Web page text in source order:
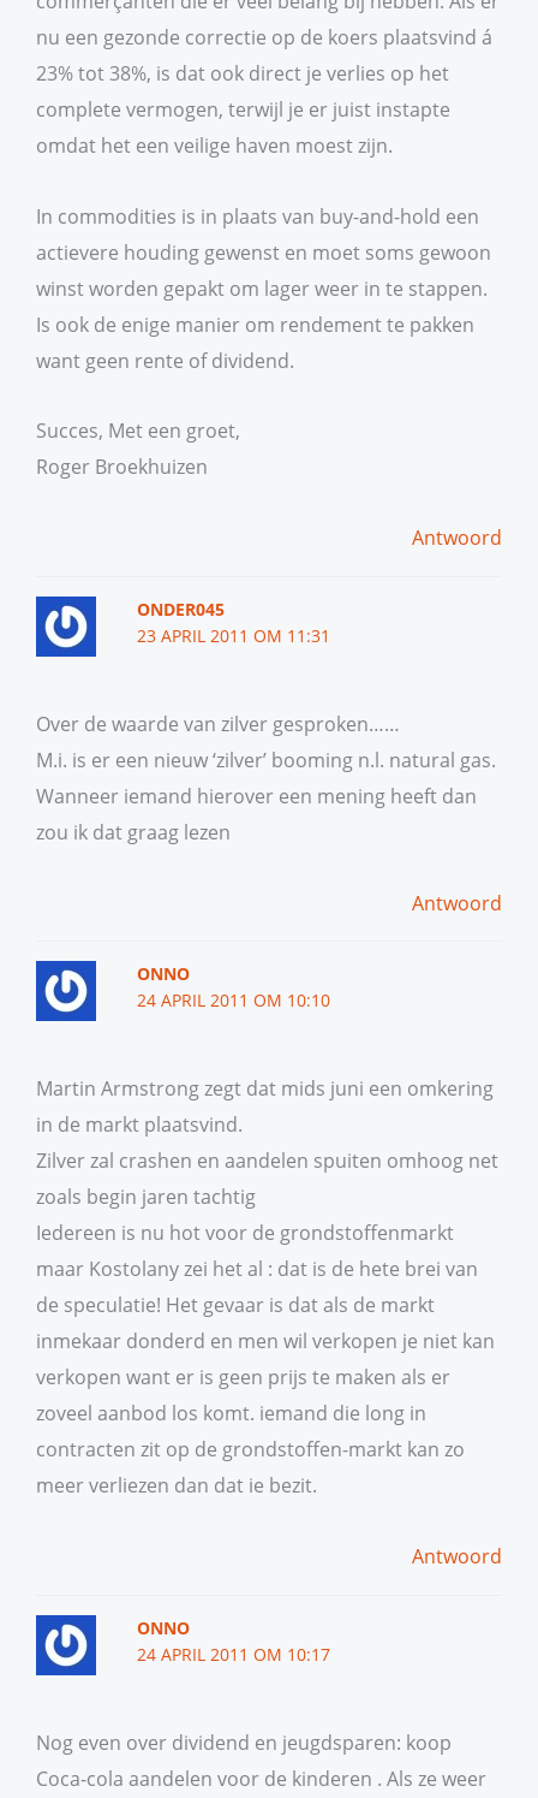
nu een gezonde correctie op de koers plaatsvind á
23% tot 38%, is dat ook direct je verlies op het
complete vermogen, terwijl je er juist instapte
omdat het een veilige haven moest zijn.
In commodities is in plaats van buy-and-hold een
actievere houding gewenst en moet soms gewoon
winst worden gepakt om lager weer in te stappen.
Is ook de enige manier om rendement te pakken
want geen rente of dividend.
Succes, Met een groet,
Roger Broekhuizen
Antwoord
ONDER045
23 APRIL 2011 OM 11:31
Over de waarde van zilver gesproken……
M.i. is er een nieuw ‘zilver’ booming n.l. natural gas.
Wanneer iemand hierover een mening heeft dan
zou ik dat graag lezen
Antwoord
ONNO
24 APRIL 2011 OM 10:10
Martin Armstrong zegt dat mids juni een omkering
in de markt plaatsvind.
Zilver zal crashen en aandelen spuiten omhoog net
zoals begin jaren tachtig
Iedereen is nu hot voor de grondstoffenmarkt
maar Kostolany zei het al : dat is de hete brei van
de speculatie! Het gevaar is dat als de markt
inmekaar donderd en men wil verkopen je niet kan
verkopen want er is geen prijs te maken als er
zoveel aanbod los komt. iemand die long in
contracten zit op de grondstoffen-markt kan zo
meer verliezen dan dat ie bezit.
Antwoord
ONNO
24 APRIL 2011 OM 10:17
Nog even over dividend en jeugdsparen: koop
Coca-cola aandelen voor de kinderen . Als ze weer